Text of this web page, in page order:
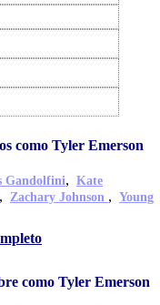
como Tyler Emerson
Gandolfini, Kate
, Zachary Johnson , Young
como Tyler Emerson